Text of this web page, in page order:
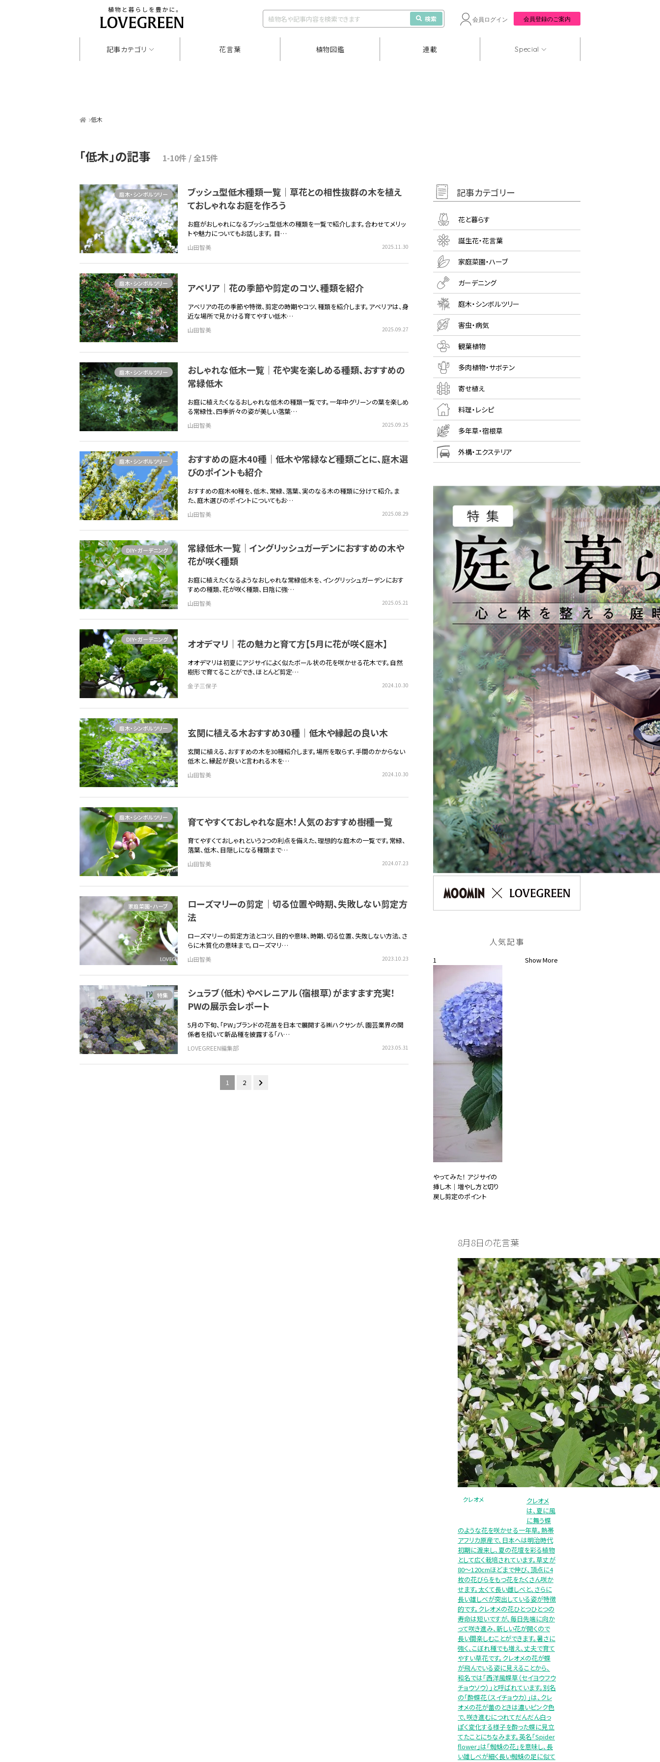
検索 会員ログイン 会員登録のご案内
記事カテゴリ 花言葉 植物図鑑 連載 Special
低木
「低木」の記事 1-10件 / 全15件
ブッシュ型低木種類一覧｜草花との相性抜群の木を植え
ておしゃれなお庭を作ろう
お庭がおしゃれになるブッシュ型低木の種類を一覧で紹介します。合わせてメリッ
トや魅力についてもお話します。 目…
山田智美 2025.11.30
庭木・シンボルツリー
アベリア｜花の季節や剪定のコツ、種類を紹介
アベリアの花の季節や特徴、剪定の時期やコツ、種類を紹介します。アベリアは、身
近な場所で見かける育てやすい低木…
山田智美 2025.09.27
庭木・シンボルツリー
おしゃれな低木一覧｜花や実を楽しめる種類、おすすめの
常緑低木
お庭に植えたくなるおしゃれな低木の種類一覧です。一年中グリーンの葉を楽しめ
る常緑性、四季折々の姿が美しい落葉…
山田智美 2025.09.25
庭木・シンボルツリー
おすすめの庭木40種｜低木や常緑など種類ごとに、庭木選
びのポイントも紹介
おすすめの庭木40種を、低木、常緑、落葉、実のなる木の種類に分けて紹介。ま
た、庭木選びのポイントについてもお…
山田智美 2025.08.29
庭木・シンボルツリー
常緑低木一覧｜イングリッシュガーデンにおすすめの木や
花が咲く種類
お庭に植えたくなるようなおしゃれな常緑低木を、イングリッシュガーデンにおす
すめの種類、花が咲く種類、日陰に強…
山田智美 2025.05.21
DIY・ガーデニング
オオデマリ｜花の魅力と育て方【5月に花が咲く庭木】
オオデマリは初夏にアジサイによく似たボール状の花を咲かせる花木です。自然
樹形で育てることができ、ほとんど剪定…
金子三保子 2024.10.30
DIY・ガーデニング
玄関に植える木おすすめ30種｜低木や縁起の良い木
玄関に植える、おすすめの木を30種紹介します。場所を取らず、手間のかからない
低木と、縁起が良いと言われる木を…
山田智美 2024.10.30
庭木・シンボルツリー
育てやすくておしゃれな庭木！人気のおすすめ樹種一覧
育てやすくておしゃれという2つの利点を備えた、理想的な庭木の一覧です。常緑、
落葉、低木、目隠しになる種類まで…
山田智美 2024.07.23
庭木・シンボルツリー
ローズマリーの剪定｜切る位置や時期、失敗しない剪定方
法
ローズマリーの剪定方法とコツ、目的や意味、時期、切る位置、失敗しない方法、さ
らに木質化の意味まで。ローズマリ…
山田智美 2023.10.23
家庭菜園・ハーブ
シュラブ（低木）やペレニアル（宿根草）がますます充実！
PWの展示会レポート
5月の下旬、「PW」ブランドの花苗を日本で展開する㈱ハクサンが、園芸業界の関
係者を招いて新品種を披露する「ハ…
LOVEGREEN編集部 2023.05.31
特集
1 2
記事カテゴリー
花と暮らす
誕生花・花言葉
家庭菜園・ハーブ
ガーデニング
庭木・シンボルツリー
害虫・病気
観葉植物
多肉植物・サボテン
寄せ植え
料理・レシピ
多年草・宿根草
外構・エクステリア
人気記事
1
やってみた！ アジサイの
挿し木｜増やし方と切り
戻し剪定のポイント
Show More
8月8日の花言葉
クレオメ
クレオメ
は、夏に風
に舞う蝶
のような花を咲かせる一年草。熱帯
アフリカ原産で、日本へは明治時代
初期に渡来し、夏の花壇を彩る植物
として広く栽培されています。草丈が
80～120cmほどまで伸び、頂点に4
枚の花びらをもつ花をたくさん咲か
せます。太くて長い雌しべと、さらに
長い雄しべが突出している姿が特徴
的です。クレオメの花ひとつひとつの
寿命は短いですが、毎日先端に向か
って咲き進み、新しい花が開くので
長い間楽しむことができます。暑さに
強く、こぼれ種でも増え、丈夫で育て
やすい草花です。クレオメの花が蝶
が飛んでいる姿に見えることから、
和名では「西洋風蝶草（セイヨウフウ
チョウソウ）」と呼ばれています。別名
の「酔蝶花（スイチョウカ）」は、クレ
オメの花が蕾のときは濃いピンク色
で、咲き進むにつれてだんだん白っ
ぽく変化する様子を酔った蝶に見立
てたことにちなみます。英名「Spider
flower」は「蜘蛛の花」を意味し、長
い雄しべが細く長い蜘蛛の足に似て